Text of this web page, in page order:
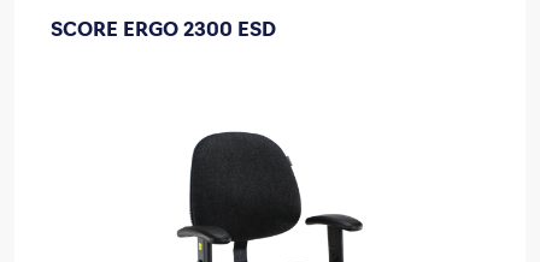
SCORE ERGO 2300 ESD